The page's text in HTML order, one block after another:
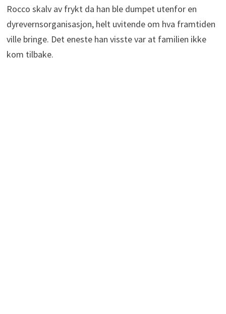
Rocco skalv av frykt da han ble dumpet utenfor en
dyrevernsorganisasjon, helt uvitende om hva framtiden
ville bringe. Det eneste han visste var at familien ikke
kom tilbake.